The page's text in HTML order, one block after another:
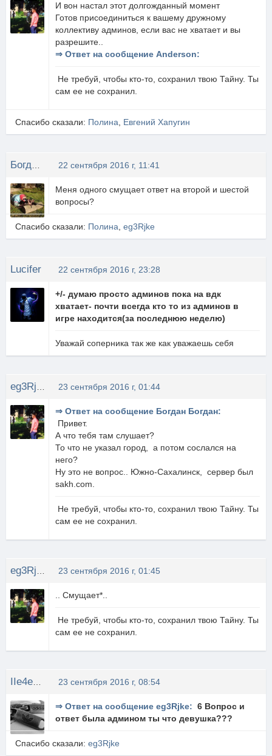
И вон настал этот долгожданный момент
Готов присоединиться к вашему дружному
коллективу админов, если вас не хватает и вы
разрешите..
⇒ Ответ на сообщение Anderson:
Не требуй, чтобы кто-то, сохранил твою Тайну. Ты
сам ее не сохранил.
Спасибо сказали: Полина Евгений Хапугин
22 сентября 2016 г, 11:41
Меня одного смущает ответ на второй и шестой
вопросы?
Спасибо сказали: Полина eg3Rjke
Lucifer 22 сентября 2016 г, 23:28
+/- думаю просто админов пока на вдк
хватает- почти всегда кто то из админов в
игре находится(за последнюю неделю)
Уважай соперника так же как уважаешь себя
23 сентября 2016 г, 01:44
⇒ Ответ на сообщение Богдан Богдан:
Привет.
А что тебя там слушает?
То что не указал город, а потом сослался на
него?
Ну это не вопрос.. Южно-Сахалинск, сервер был
sakh.com.
Не требуй, чтобы кто-то, сохранил твою Тайну. Ты
сам ее не сохранил.
23 сентября 2016 г, 01:45
.. Смущает*..
Не требуй, чтобы кто-то, сохранил твою Тайну. Ты
сам ее не сохранил.
23 сентября 2016 г, 08:54
⇒ Ответ на сообщение eg3Rjke: 6 Вопрос и
ответ была админом ты что девушка???
Спасибо сказали: eg3Rjke